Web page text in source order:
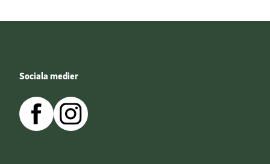
Sociala medier